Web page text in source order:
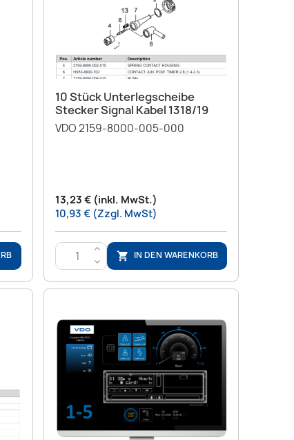
Vorschau
10 Stück Unterlegscheibe
Stecker Signal Kabel 1318/19
VDO 2159-8000-005-000
13,23 € (inkl. MwSt.)
10,93 € (Zzgl. MwSt)
>
<
 IN DEN WARENKORB